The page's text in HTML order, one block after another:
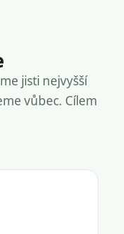
jisti nejvyšší
vůbec. Cílem